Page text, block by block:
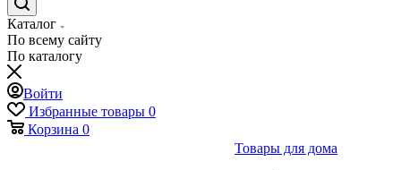
Каталог
По всему сайту
По каталогу
Войти
Избранные товары 0
Корзина 0
Товары для дома